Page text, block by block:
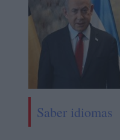
Saber idiomas